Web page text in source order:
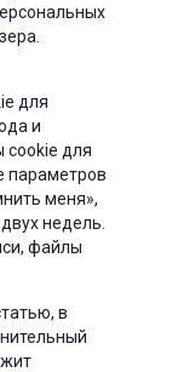
для
и
cookie для
параметров
меня»,
недель.
файлы
в